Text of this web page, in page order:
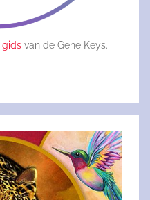
gidsvan de Gene Keys.